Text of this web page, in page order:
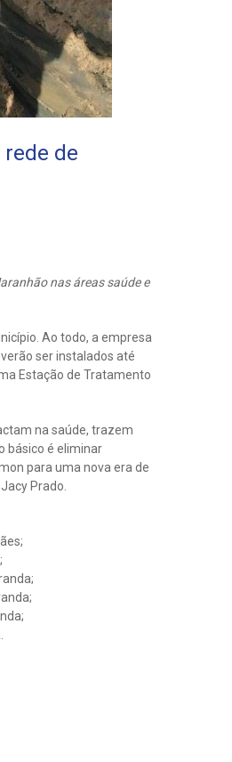
de
nas áreas saúde e
Ao todo, a empresa
ser instalados até
Estação de Tratamento
na saúde, trazem
básico é eliminar
para uma nova era de
Prado.